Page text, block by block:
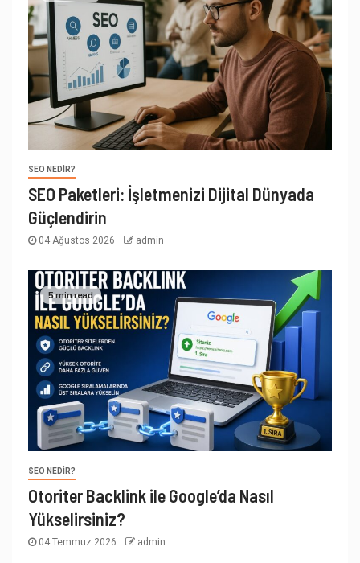
SEO NEDIR?
SEO Paketleri: İşletmenizi Dijital Dünyada
Güçlendirin
04 Ağustos 2026 admin
5 min read
SEO NEDIR?
Otoriter Backlink ile Google’da Nasıl
Yükselirsiniz?
04 Temmuz 2026 admin